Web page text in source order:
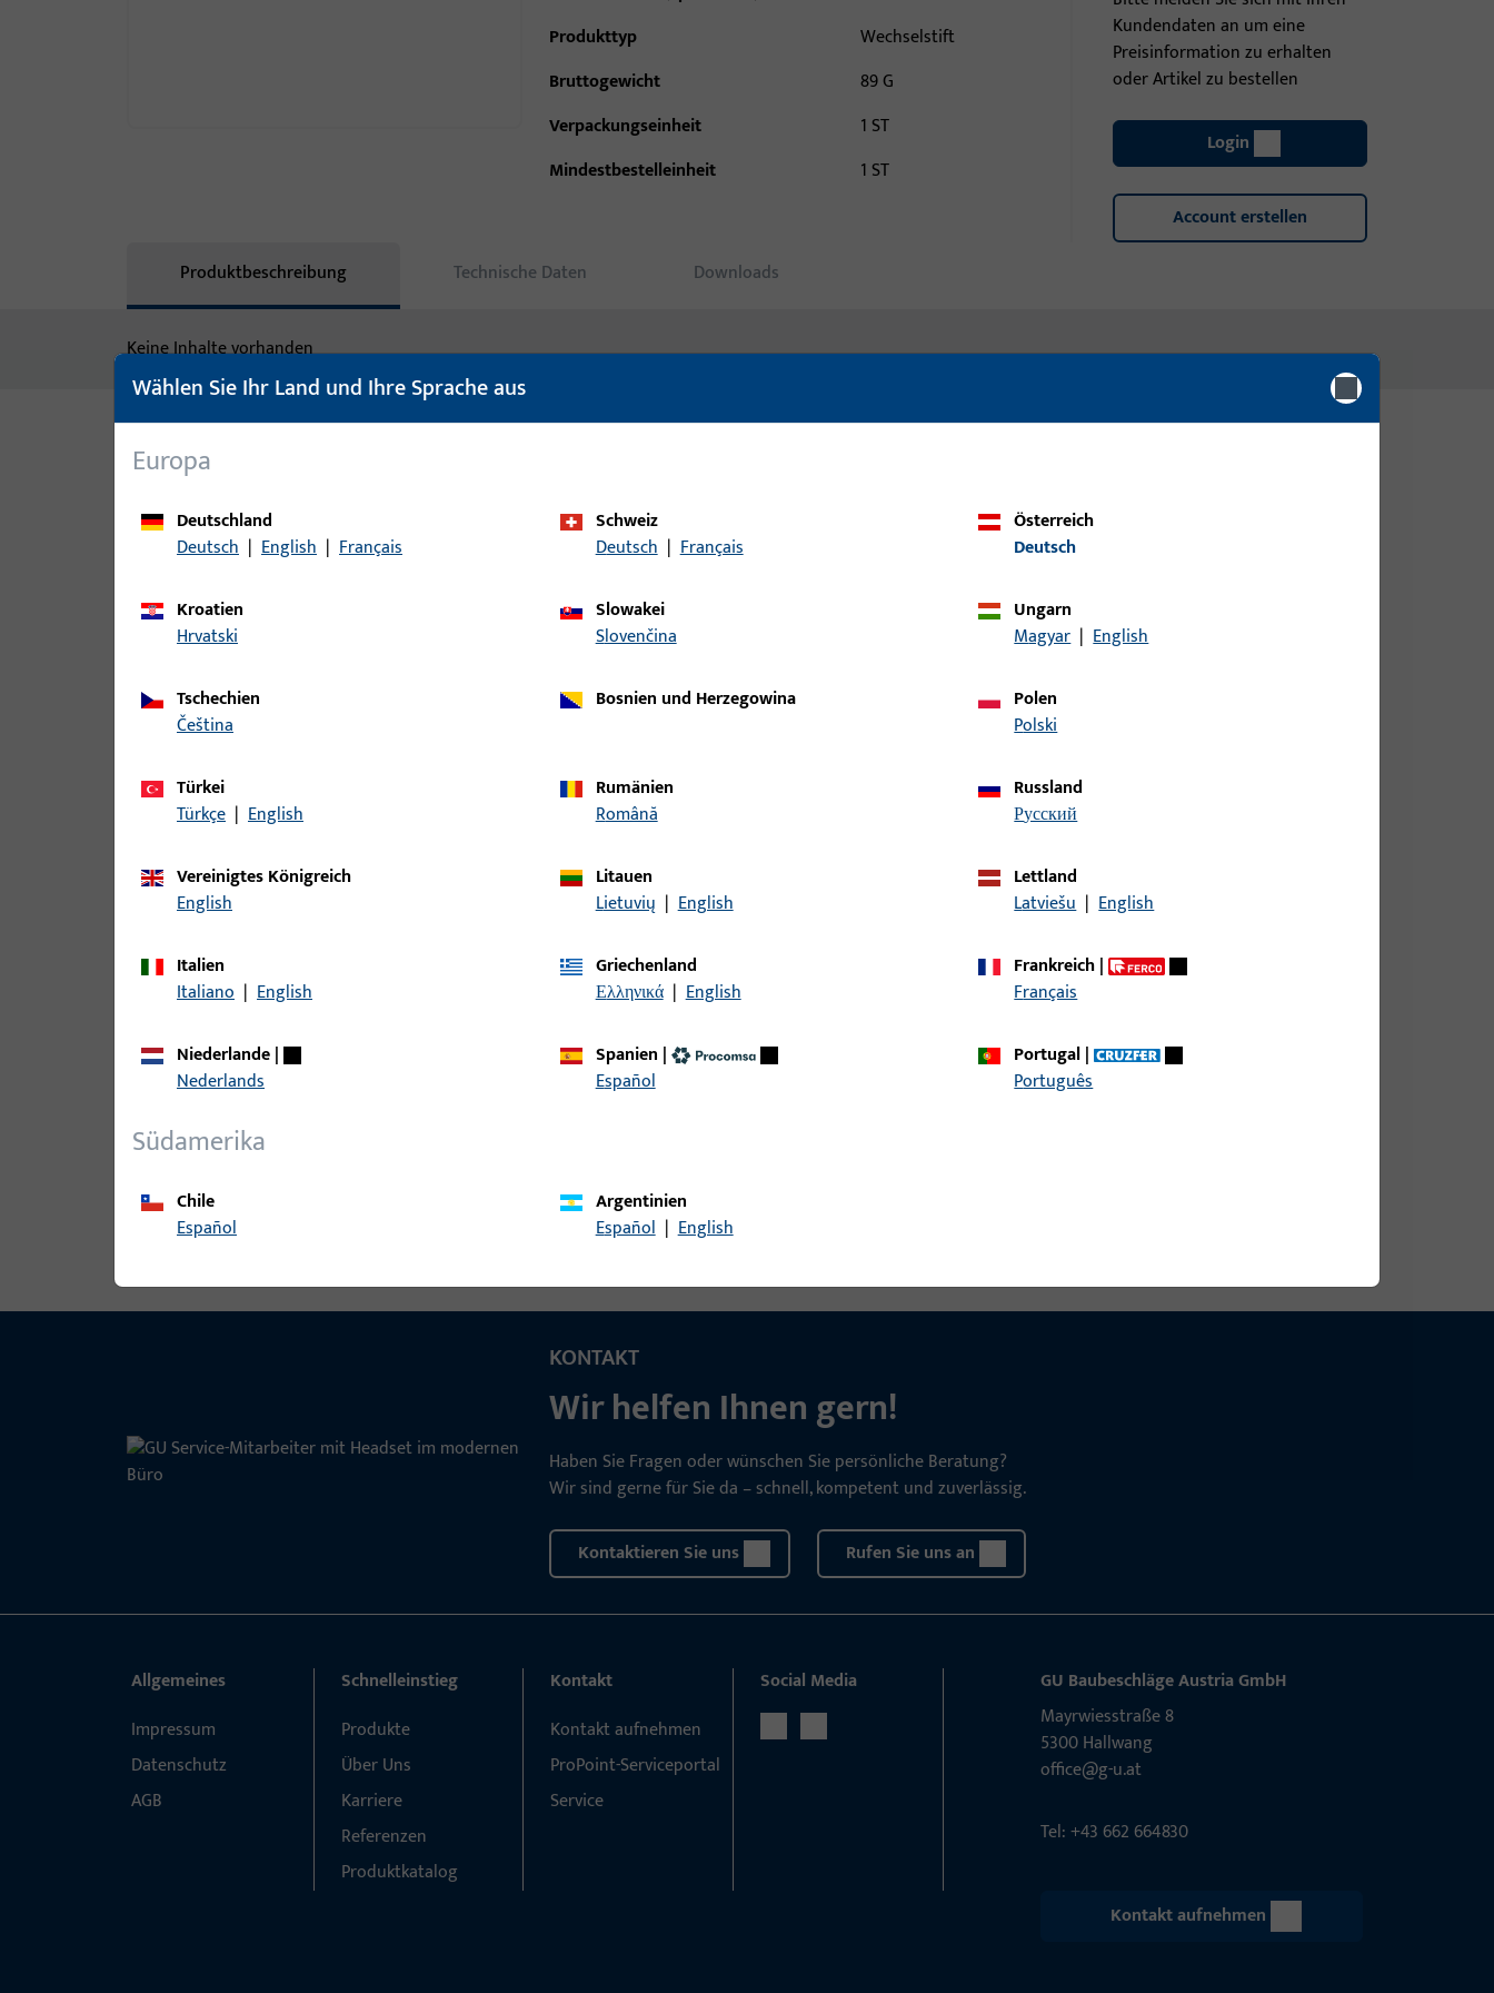
Produkttyp
Wechselstift
Bruttogewicht
89 G
Verpackungseinheit
1 ST
Mindestbestelleinheit
1 ST
Kundendaten an um eine
Preisinformation zu erhalten
oder Artikel zu bestellen
Login
Account erstellen
Produktbeschreibung
Technische Daten Downloads
Keine Inhalte vorhanden
Varianten
Zu diesem Produkt gibt es folgende Varianten:
B-78410-09-0-1 | Wechselstift | Wechselstift VK8 L70
B-78410-0A-0-1 | Wechselstift | Wechselstift VK8 L75
B-78410-0E-0-1 | Wechselstift | Wechselstift VK8 L95
B-78410-0G-0-1 | Wechselstift | Wechselstift VK8 L105
Alle Varianten ansehen
KONTAKT
Wir helfen Ihnen gern!
Haben Sie Fragen oder wünschen Sie persönliche Beratung?
Wir sind gerne für Sie da – schnell, kompetent und zuverlässig.
Kontaktieren Sie uns Rufen Sie uns an
Wählen Sie Ihr Land und Ihre Sprache aus
Europa
Deutschland
Deutsch | English | Français
Schweiz
Deutsch | Français
Österreich
Deutsch
Kroatien
Hrvatski
Slowakei
Slovenčina
Ungarn
Magyar | English
Tschechien
čeština
Bosnien und Herzegowina
Polen
Polski
Türkei
Türkçe | English
Rumänien
Română
Russland
русский
Vereinigtes Königreich
English
Litauen
Lietuvių | English
Lettland
Latviešu | English
Italien
Italiano | English
Griechenland
Ελληνικά | English
Frankreich|
Français
Niederlande|
Nederlands
Spanien |
Español
Portugal|
Português
Südamerika
Chile
Español
Argentinien
Español | English
Allgemeines
Impressum
Datenschutz
AGB
Schnelleinstieg
Produkte
Über Uns
Karriere
Referenzen
Produktkatalog
Kontakt
Kontakt aufnehmen
ProPoint-Serviceportal
Service
Social Media
GU Baubeschläge Aus­tria GmbH
Mayrwies­straße 8
5300 Hall­wang
office@g-u.at
Tel: +43 662 664830
Kontakt aufnehmen